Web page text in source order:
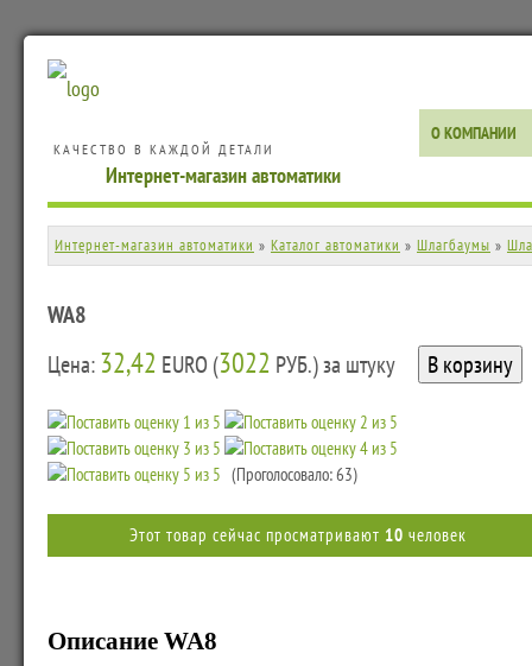
Интернет-магазин автоматики
КАЧЕСТВО В КАЖДОЙ ДЕТАЛИ
О КОМПАНИИ
Интернет-магазин автоматики » Каталог автоматики » Шлагбаумы »
WA8
Цена:32,42 EURO (3022 РУБ.) за штуку
(Проголосовало: 63)
Этот товар сейчас просматривают 10 человек
Описание WA8